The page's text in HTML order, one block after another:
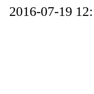
2016-07-19